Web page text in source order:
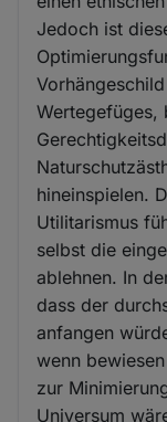
Jedoch ist
Wertegefüges,
hineinspielen.
Utilitarismus
selbst die
ablehnen. In
dass der
anfangen
wenn
zur
Universum